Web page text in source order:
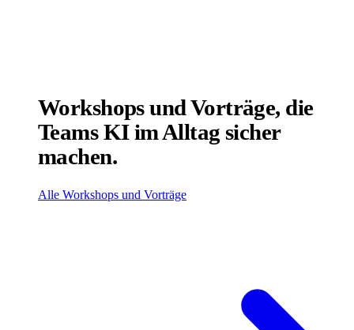
Workshops und Vorträge, die
Teams KI im Alltag sicher
machen.
Alle Workshops und Vorträge